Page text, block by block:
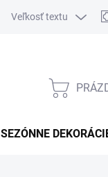
Veľkosť textu
SEZÓNNE